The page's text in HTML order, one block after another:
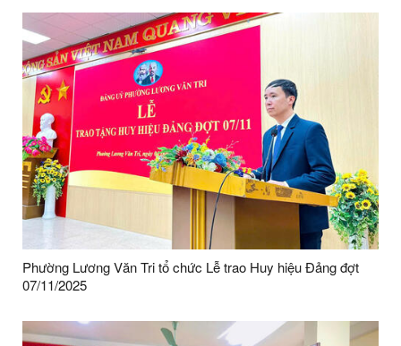
Phường Lương Văn Tri tổ chức Lễ trao Huy hiệu Đảng đợt
07/11/2025